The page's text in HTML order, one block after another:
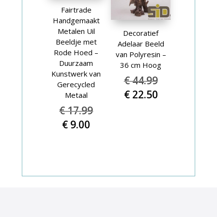
Fairtrade
Handgemaakt
Metalen Uil
Beeldje met
Rode Hoed –
Duurzaam
Kunstwerk van
Gerecycled
Metaal
€17.99Oorspronkelijke
€ 9.00
Decoratief
Adelaar Beeld
van Polyresin –
36 cm Hoog
€44.99
prijs
€22.50Huidige